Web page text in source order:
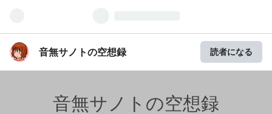
音無サノトの空想録 読者になる
音無サノトの空想録